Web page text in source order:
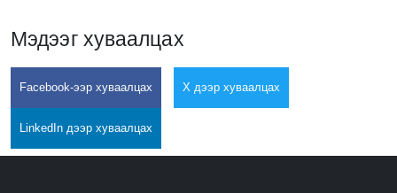
Мэдээг хуваалцах
Facebook-ээр хуваалцах X дээр хуваалцах
LinkedIn дээр хуваалцах